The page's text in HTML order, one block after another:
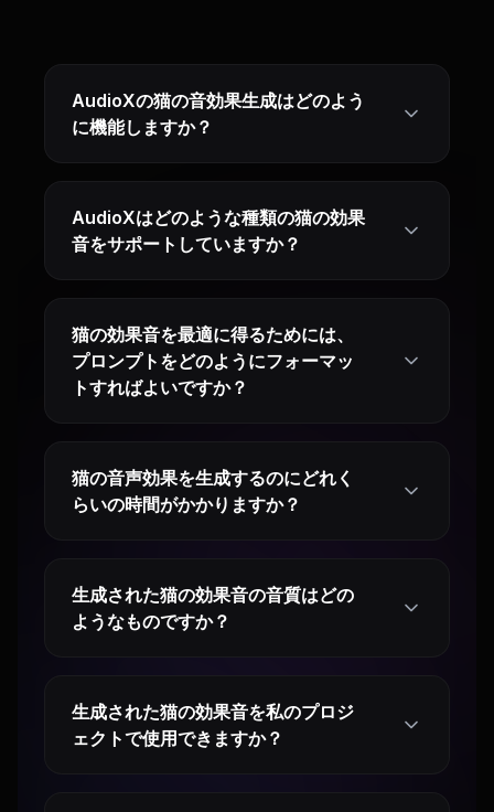
AudioXの猫の音効果生成はどのよう
に機能しますか？
AudioXはどのような種類の猫の効果
音をサポートしていますか？
猫の効果音を最適に得るためには、
プロンプトをどのようにフォーマッ
トすればよいですか？
猫の音声効果を生成するのにどれく
らいの時間がかかりますか？
生成された猫の効果音の音質はどの
ようなものですか？
生成された猫の効果音を私のプロジ
ェクトで使用できますか？